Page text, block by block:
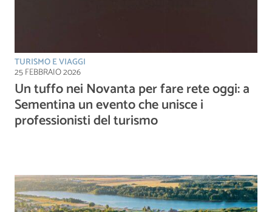
TURISMO E VIAGGI
25 FEBBRAIO 2026
Un tuffo nei Novanta per fare rete oggi: a
Sementina un evento che unisce i
professionisti del turismo